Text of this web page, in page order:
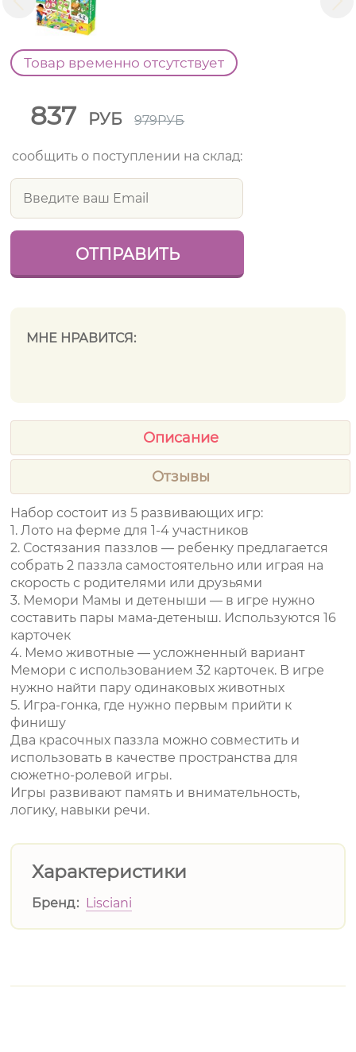
Товар временно отсутствует
837 РУБ 979РУБ
сообщить о поступлении на склад:
МНЕ НРАВИТСЯ:
Описание
Отзывы
Набор состоит из 5 развивающих игр:
1. Лото на ферме для 1-4 участников
2. Состязания паззлов — ребенку предлагается
собрать 2 паззла самостоятельно или играя на
скорость с родителями или друзьями
3. Мемори Мамы и детеныши — в игре нужно
составить пары мама-детеныш. Используются 16
карточек
4. Мемо животные — усложненный вариант
Мемори с использованием 32 карточек. В игре
нужно найти пару одинаковых животных
5. Игра-гонка, где нужно первым прийти к
финишу
Два красочных паззла можно совместить и
использовать в качестве пространства для
сюжетно-ролевой игры.
Игры развивают память и внимательность,
логику, навыки речи.
Характеристики
Бренд Lisciani